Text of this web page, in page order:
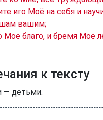
иго Моё на себя и
вашим;
Моё благо, и бремя Моё
к тексту
— детьми.